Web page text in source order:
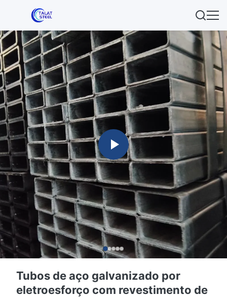
Tubos de aço galvanizado por
eletroesforço com revestimento de